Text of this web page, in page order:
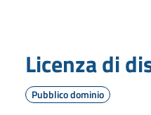
Licenza di
Pubblico dominio